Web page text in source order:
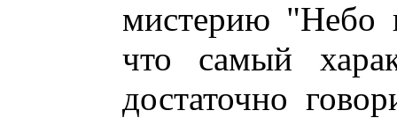
мистерию "Небо
что самый
достаточно